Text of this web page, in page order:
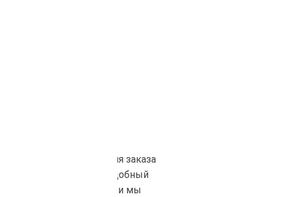
После согласования заказа
вы выбираете удобный
способ оплаты, и мы